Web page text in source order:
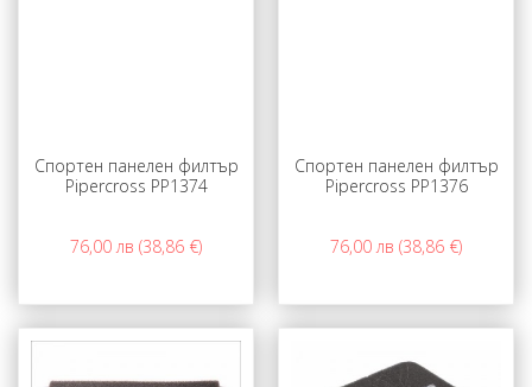
Спортен панелен филтър
Pipercross PP1374
76,00 лв (38,86 €)
Спортен панелен филтър
Pipercross PP1376
76,00 лв (38,86 €)